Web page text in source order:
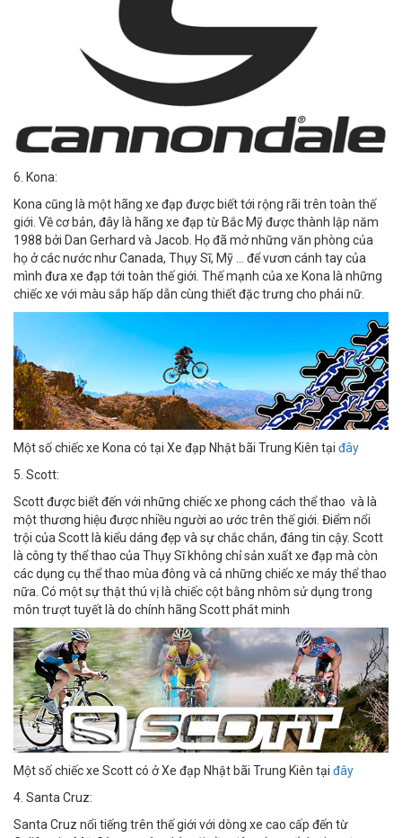
6. Kona:
Kona cũng là một hãng xe đạp được biết tới rộng rãi trên toàn thế
giới. Về cơ bản, đây là hãng xe đạp từ Bắc Mỹ được thành lập năm
1988 bởi Dan Gerhard và Jacob. Họ đã mở những văn phòng của
họ ở các nước như Canada, Thụy Sĩ, Mỹ … để vươn cánh tay của
mình đưa xe đạp tới toàn thế giới. Thế mạnh của xe Kona là những
chiếc xe với màu sắp hấp dẫn cùng thiết đặc trưng cho phái nữ.
Một số chiếc xe Kona có tại Xe đạp Nhật bãi Trung Kiên tại đây
5. Scott:
Scott được biết đến với những chiếc xe phong cách thể thao và là
một thương hiệu được nhiều người ao ước trên thế giới. Điểm nổi
trội của Scott là kiểu dáng đẹp và sự chắc chắn, đáng tin cậy. Scott
là công ty thể thao của Thụy Sĩ không chỉ sản xuất xe đạp mà còn
các dụng cụ thể thao mùa đông và cả những chiếc xe máy thể thao
nữa. Có một sự thật thú vị là chiếc cột bằng nhôm sử dụng trong
môn trượt tuyết là do chính hãng Scott phát minh
Một số chiếc xe Scott có ở Xe đạp Nhật bãi Trung Kiên tại đây
4. Santa Cruz:
Santa Cruz nổi tiếng trên thế giới với dòng xe cao cấp đến từ